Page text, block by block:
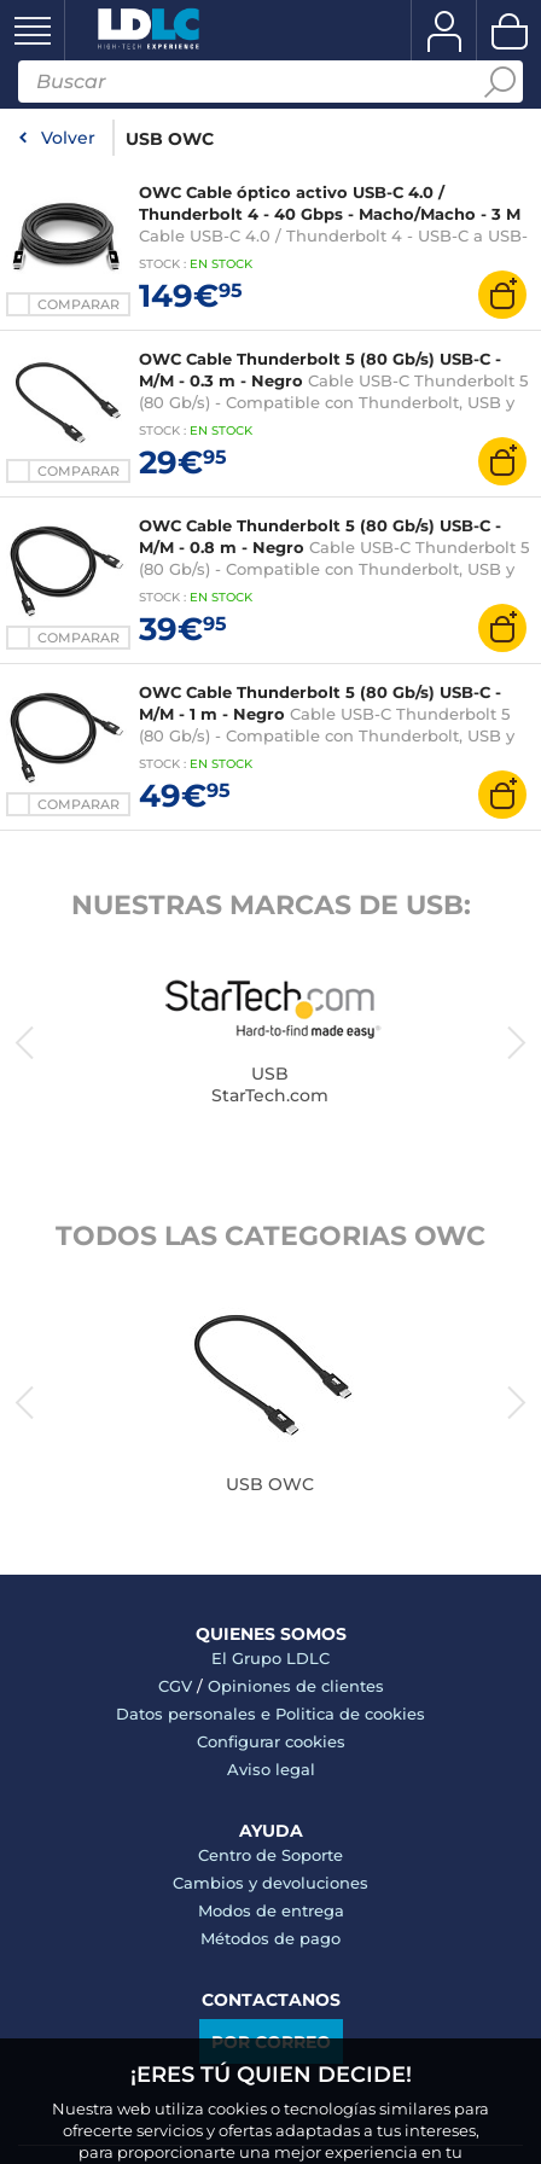
Volver USB OWC
COMPARAR
OWC Cable óptico activo USB-C 4.0 /
Thunderbolt 4 - 40 Gbps - Macho/Macho - 3 M
Cable USB-C 4.0 / Thunderbolt 4 - USB-C a USB-
C - Carga de 240 W / Pantalla 8K / Transferencia
de datos a 40 Gbit/s - Negro - 3 metros
STOCK : EN STOCK
149€95
COMPARAR
OWC Cable Thunderbolt 5 (80 Gb/s) USB-C -
M/M - 0.3 m - Negro Cable USB-C Thunderbolt 5
(80 Gb/s) - Compatible con Thunderbolt, USB y
DisplayPort - PowerDelivery 240 W - M/M
STOCK : EN STOCK
29€95
COMPARAR
OWC Cable Thunderbolt 5 (80 Gb/s) USB-C -
M/M - 0.8 m - Negro Cable USB-C Thunderbolt 5
(80 Gb/s) - Compatible con Thunderbolt, USB y
DisplayPort - PowerDelivery 240 W - M/M
STOCK : EN STOCK
39€95
COMPARAR
OWC Cable Thunderbolt 5 (80 Gb/s) USB-C -
M/M - 1 m - Negro Cable USB-C Thunderbolt 5
(80 Gb/s) - Compatible con Thunderbolt, USB y
DisplayPort - PowerDelivery 240 W - M/M
STOCK : EN STOCK
49€95
NUESTRAS MARCAS DE USB:
USB
StarTech.com
TODOS LAS CATEGORIAS OWC
USB OWC
QUIENES SOMOS
El Grupo LDLC
CGV/ Opiniones de clientes
Datos personales e Politica de cookies
Configurar cookies
Aviso legal
AYUDA
Centro de Soporte
Cambios y devoluciones
Modos de entrega
Métodos de pago
CONTACTANOS
POR CORREO
¡ERES TÚ QUIEN DECIDE!
Nuestra web utiliza cookies o tecnologías similares para
ofrecerte servicios y ofertas adaptadas a tus intereses,
para proporcionarte una mejor experiencia en tu